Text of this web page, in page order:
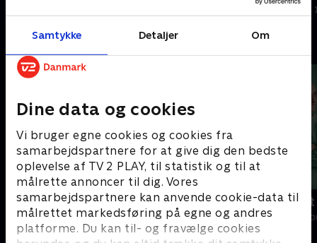
Samtykke Detaljer Om
Dine data og cookies
Vi bruger egne cookies og cookies fra
samarbejdspartnere for at give dig den bedste
oplevelse af TV 2 PLAY, til statistik og til at
målrette annoncer til dig. Vores
samarbejdspartnere kan anvende cookie-data til
målrettet markedsføring på egne og andres
platforme. Du kan til- og fravælge cookies
Andre så også
Happy fucking Pride
Drama • 1 sæsoner
Fake Patient
Drama • 1